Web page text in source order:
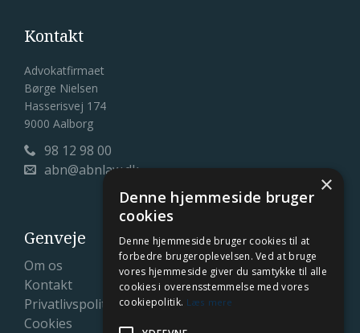
Kontakt
Advokatfirmaet
Børge Nielsen
Hasserisvej 174
9000 Aalborg
 98 12 98 00
 abn@abnlaw.dk
Genveje
Om os
Kontakt
Privatlivspolitik
Cookies
×
Denne hjemmeside bruger
cookies
Denne hjemmeside bruger cookies til at
forbedre brugeroplevelsen. Ved at bruge
vores hjemmeside giver du samtykke til alle
cookies i overensstemmelse med vores
cookiepolitik. Læs mere